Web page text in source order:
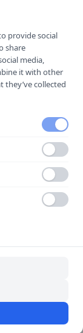
provide social
share
media,
it with other
collected